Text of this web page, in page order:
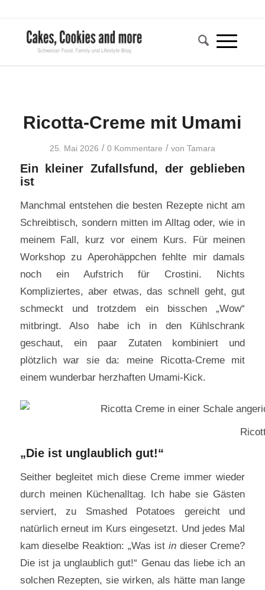
Ricotta-Creme mit Umami
25. Mai 2026 / 0 Kommentare / von Tamara
Ein kleiner Zufallsfund, der geblieben
ist
Manchmal entstehen die besten Rezepte nicht am
Schreibtisch, sondern mitten im Alltag oder, wie in
meinem Fall, kurz vor einem Kurs. Für meinen
Workshop zu Aperohäppchen fehlte mir damals
noch ein Aufstrich für Crostini. Nichts
Kompliziertes, aber etwas, das schnell geht, gut
schmeckt und trotzdem ein bisschen „Wow“
mitbringt. Also habe ich in den Kühlschrank
geschaut, ein paar Zutaten kombiniert und
plötzlich war sie da: meine Ricotta-Creme mit
einem wunderbar herzhaften Umami-Kick.
„Die ist unglaublich gut!“
Seither begleitet mich diese Creme immer wieder
durch meinen Küchenalltag. Ich habe sie Gästen
serviert, zu Smashed Potatoes gereicht und
natürlich erneut im Kurs eingesetzt. Und jedes Mal
kam dieselbe Reaktion: „Was ist indieser Creme?
Die ist ja unglaublich gut!“ Genau das liebe ich an
solchen Rezepten, sie wirken, als hätte man lange